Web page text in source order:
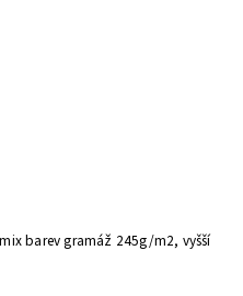
barev gramáž 245g/m2, vyšší